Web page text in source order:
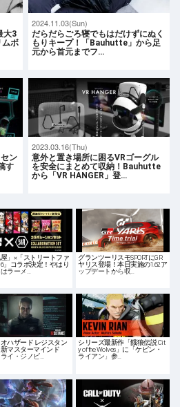
大3
ボ
2024.11.03(Sun)
だらだらごろ寝でもはだけずにぬく
もりキープ！「Bauhutte」から足
元から首元までフ…
ン
す
2023.03.16(Thu)
意外と置き場所に困るVRゴーグル
を安全にまとめて収納！Bauhutte
から「VR HANGER」登…
屋」×「ストリートファ
」コラボ決定！やはり
ラーメ…
グランツーリスモSPORTにGR
ヤリス登場！本日実施の1.62ア
ップデートから収…
オハザード レジスタン
マスターマインド
ライ・ジノビ…
シリーズ最新作「餓狼伝説 Cit
y of the Wolves」に「ケビン・
ライアン」参…